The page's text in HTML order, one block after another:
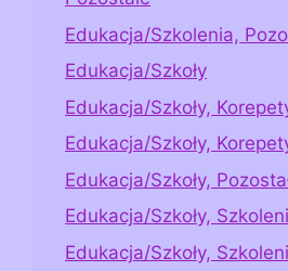
Edukacja/Szkolenia,
Edukacja/Szkoły
Edukacja/Szkoły,
Edukacja/Szkoły,
Edukacja/Szkoły,
Edukacja/Szkoły,
Edukacja/Szkoły,